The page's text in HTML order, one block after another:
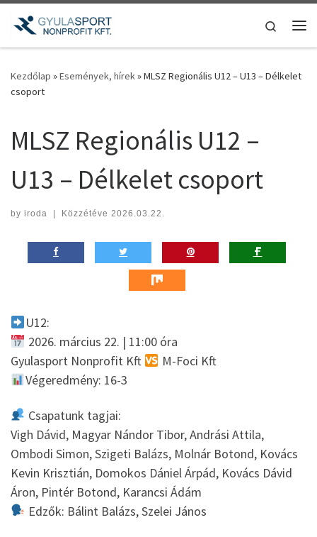
Teljes tartalom megjelenítése
Search
Kezdőlap »Események, hírek»MLSZ Regionális U12 – U13 – Délkelet
csoport
MLSZ Regionális U12 –
U13 – Délkelet csoport
by iroda | Közzétéve 2026.03.22.
U12:
2026. március 22. | 11:00 óra
Gyulasport Nonprofit Kft
M-Foci Kft
Végeredmény: 16-3
Csapatunk tagjai:
Vigh Dávid, Magyar Nándor Tibor, Andrási Attila,
Ombodi Simon, Szigeti Balázs, Molnár Botond, Kovács
Kevin Krisztián, Domokos Dániel Árpád, Kovács Dávid
Áron, Pintér Botond, Karancsi Ádám
Edzők: Bálint Balázs, Szelei János